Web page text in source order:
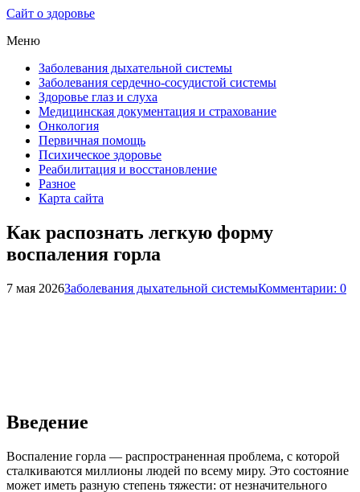
Сайт о здоровье
Меню
Заболевания дыхательной системы
Заболевания сердечно-сосудистой системы
Здоровье глаз и слуха
Медицинская документация и страхование
Онкология
Первичная помощь
Психическое здоровье
Реабилитация и восстановление
Разное
Карта сайта
Как распознать легкую форму
воспаления горла
7 мая 2026Заболевания дыхательной системыКомментарии: 0
Введение
Воспаление горла — распространенная проблема, с которой
сталкиваются миллионы людей по всему миру. Это состояние
может иметь разную степень тяжести: от незначительного